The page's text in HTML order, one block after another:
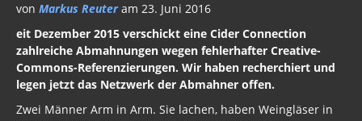
von Markus Reuteram 23. Juni 2016
eit Dezember 2015 verschickt eine Cider Connection
zahlreiche Abmahnungen wegen fehlerhafter Creative-
Commons-Referenzierungen. Wir haben recherchiert und
legen jetzt das Netzwerk der Abmahner offen.
Zwei Männer Arm in Arm. Sie lachen, haben Weingläser in